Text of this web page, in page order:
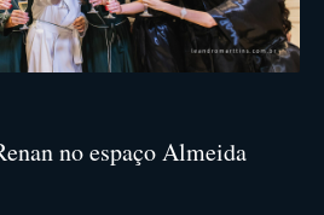
no espaço Almeida